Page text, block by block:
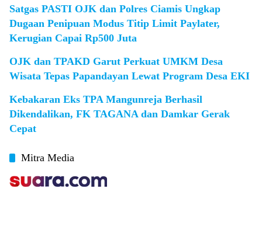
Satgas PASTI OJK dan Polres Ciamis Ungkap
Dugaan Penipuan Modus Titip Limit Paylater,
Kerugian Capai Rp500 Juta
OJK dan TPAKD Garut Perkuat UMKM Desa
Wisata Tepas Papandayan Lewat Program Desa EKI
Kebakaran Eks TPA Mangunreja Berhasil
Dikendalikan, FK TAGANA dan Damkar Gerak
Cepat
Mitra Media